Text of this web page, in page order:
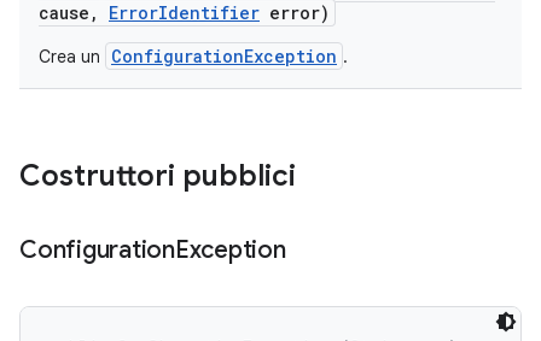
cause , ErrorIdentifier error)
Crea un ConfigurationException .
Costruttori pubblici
ConfigurationException